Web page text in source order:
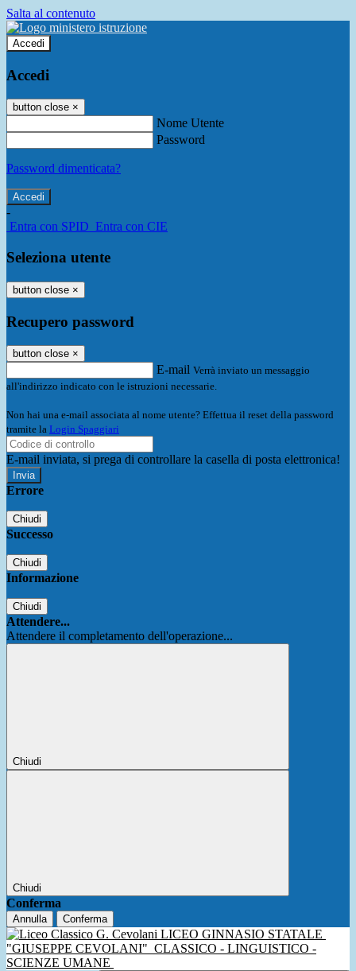
Salta al contenuto
Accedi
Accedi
button close ×
Nome Utente
Password
Password dimenticata?
-
Entra con SPID Entra con CIE
Seleziona utente
button close ×
Recupero password
button close ×
E-mail Verrà inviato un messaggio
all'indirizzo indicato con le istruzioni necessarie.
Non hai una e-mail associata al nome utente? Effettua il reset della password
tramite la Login Spaggiari
E-mail inviata, si prega di controllare la casella di posta elettronica!
Errore
Chiudi
Successo
Chiudi
Informazione
Chiudi
Attendere...
Attendere il completamento dell'operazione...
Chiudi
Chiudi
Conferma
Annulla Conferma
LICEO GINNASIO STATALE
"GIUSEPPE CEVOLANI" CLASSICO - LINGUISTICO -
SCIENZE UMANE